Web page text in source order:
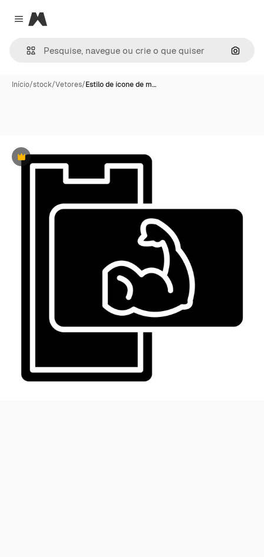
Close menu
Magnific
Início/stock/Vetores/Estilo de ícone de m…
Premium